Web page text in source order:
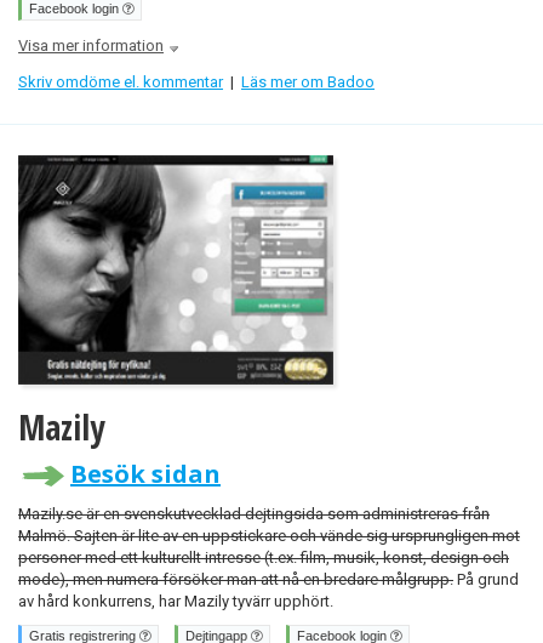
Facebook login
Visa mer information
Skriv omdöme el. kommentar| Läs mer om Badoo
Mazily
Besök sidan
Mazily.se är en svenskutvecklad dejtingsida som administreras från
Malmö. Sajten är lite av en uppstickare och vände sig ursprungligen mot
personer med ett kulturellt intresse (t.ex. film, musik, konst, design och
mode), men numera försöker man att nå en bredare målgrupp. På grund
av hård konkurrens, har Mazily tyvärr upphört.
Gratis registrering Dejtingapp Facebook login